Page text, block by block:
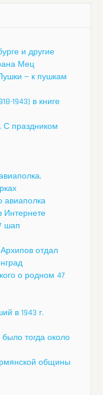
и другие
Мец
— к пушкам
1943) в книге
С праздником
авиаполка
Интернете
шап
отдал
о родном 47
в 1943 г.
тогда около
общины